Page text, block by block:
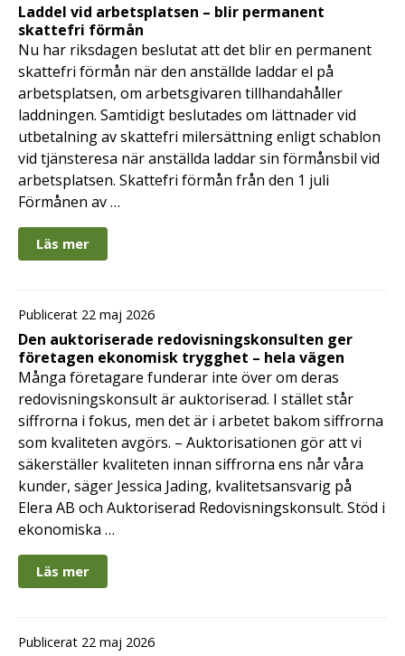
Laddel vid arbetsplatsen – blir permanent
skattefri förmån
Nu har riksdagen beslutat att det blir en permanent
skattefri förmån när den anställde laddar el på
arbetsplatsen, om arbetsgivaren tillhandahåller
laddningen. Samtidigt beslutades om lättnader vid
utbetalning av skattefri milersättning enligt schablon
vid tjänsteresa när anställda laddar sin förmånsbil vid
arbetsplatsen. Skattefri förmån från den 1 juli
Förmånen av …
Läs mer
Publicerat 22 maj 2026
Den auktoriserade redovisningskonsulten ger
företagen ekonomisk trygghet – hela vägen
Många företagare funderar inte över om deras
redovisningskonsult är auktoriserad. I stället står
siffrorna i fokus, men det är i arbetet bakom siffrorna
som kvaliteten avgörs. – Auktorisationen gör att vi
säkerställer kvaliteten innan siffrorna ens når våra
kunder, säger Jessica Jading, kvalitetsansvarig på
Elera AB och Auktoriserad Redovisningskonsult. Stöd i
ekonomiska …
Läs mer
Publicerat 22 maj 2026